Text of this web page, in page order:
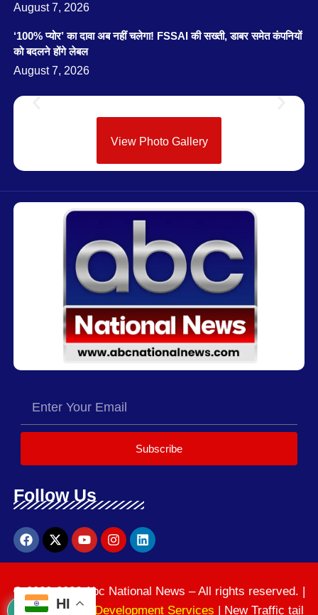
August 7, 2026
‘100% प्योर’ का दावा अब नहीं चलेगा! FSSAI की सख्ती, डाबर समेत कंपनियों
को बदलने होंगे लेबल
August 7, 2026
View Photo Gallery
Subscribe
Follow Us
© 2020-2026 Abc National News – All rights reserved. |
News Website Development Services | New Traffic tail
HI